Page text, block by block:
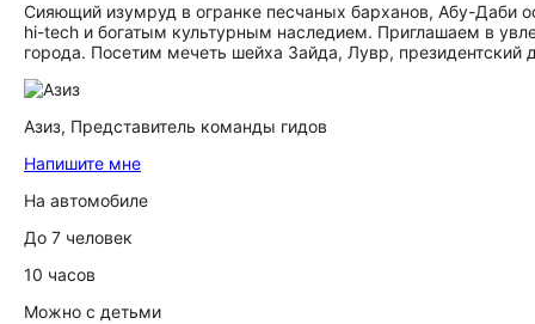
Сияющий изумруд в огранке песчаных барханов, Абу-Даби
hi-tech и богатым культурным наследием. Приглашаем в
города. Посетим мечеть шейха Зайда, Лувр, президентский
Азиз, Представитель команды гидов
Напишите мне
На автомобиле
До 7 человек
10 часов
Можно с детьми